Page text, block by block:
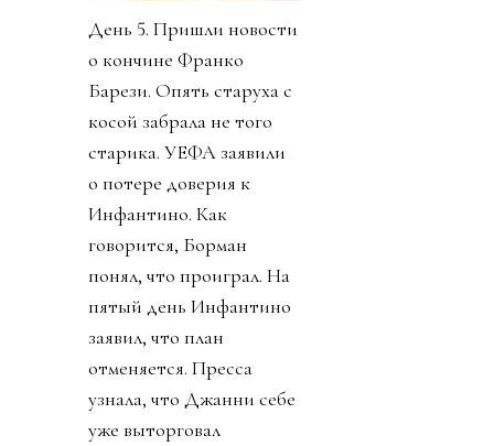
День 5. Пришли новости
о кончине Франко
Барези. Опять старуха с
косой забрала не того
старика. УЕФА заявили
о потере доверия к
Инфантино. Как
говорится, Борман
понял, что проиграл. На
пятый день Инфантино
заявил, что план
отменяется. Пресса
узнала, что Джанни себе
уже выторговал